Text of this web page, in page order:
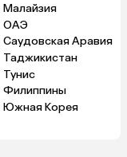
Малайзия
ОАЭ
Саудовская Аравия
Таджикистан
Тунис
Филиппины
Южная Корея